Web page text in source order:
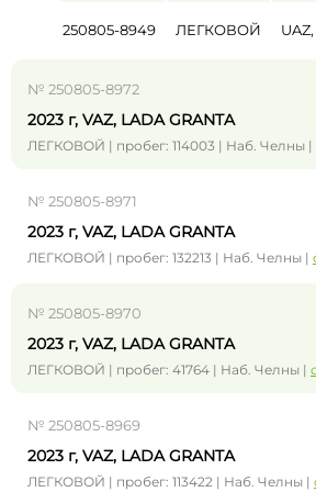
250805-8949 ЛЕГКОВОЙ
№ 250805-8972
2023 г, VAZ, LADA GRANTA
ЛЕГКОВОЙ | пробег: 114003 | Наб. Челны |
№ 250805-8971
2023 г, VAZ, LADA GRANTA
ЛЕГКОВОЙ | пробег: 132213 | Наб. Челны |
№ 250805-8970
2023 г, VAZ, LADA GRANTA
ЛЕГКОВОЙ | пробег: 41764 | Наб. Челны |
№ 250805-8969
2023 г, VAZ, LADA GRANTA
ЛЕГКОВОЙ | пробег: 113422 | Наб. Челны |